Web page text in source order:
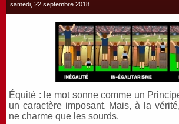
samedi, 22 septembre 2018
Équité : le mot sonne comme un
un caractère imposant. Mais, à la
ne charme que les sourds.